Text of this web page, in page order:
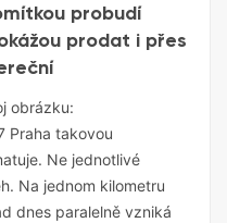
probudí
prodat i přes
obrázku:
Praha takovou
Ne jednotlivé
Na jednom kilometru
dnes paralelně vzniká